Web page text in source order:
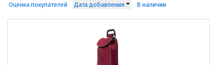
Оценка покупателей
Дата добавления В наличии